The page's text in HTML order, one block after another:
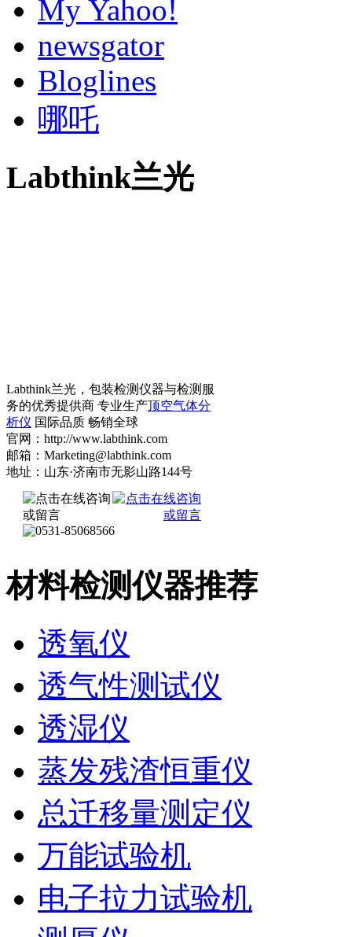
My Yahoo!
newsgator
Bloglines
哪吒
Labthink兰光
Labthink兰光，包装检测仪器与检测服
务的优秀提供商 专业生产顶空气体分
析仪 国际品质 畅销全球
官网：http://www.labthink.com
邮箱：Marketing@labthink.com
地址：山东·济南市无影山路144号
材料检测仪器推荐
透氧仪
透气性测试仪
透湿仪
蒸发残渣恒重仪
总迁移量测定仪
万能试验机
电子拉力试验机